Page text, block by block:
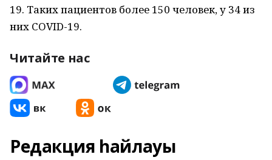
19. Таких пациентов более 150 человек, у 34 из
них COVID-19.
Читайте нас
Редакция һайлауы